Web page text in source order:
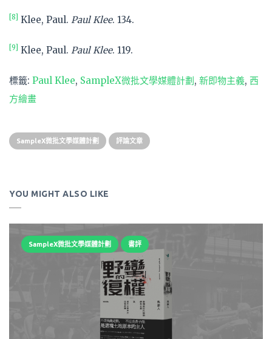
[8] Klee, Paul. Paul Klee. 134.
[9] Klee, Paul. Paul Klee. 119.
標籤: Paul Klee, SampleX微批文學媒體計劃, 新即物主義, 西
方繪畫
SampleX微批文學媒體計劃 評論文章
YOU MIGHT ALSO LIKE
SampleX微批文學媒體計劃 書評